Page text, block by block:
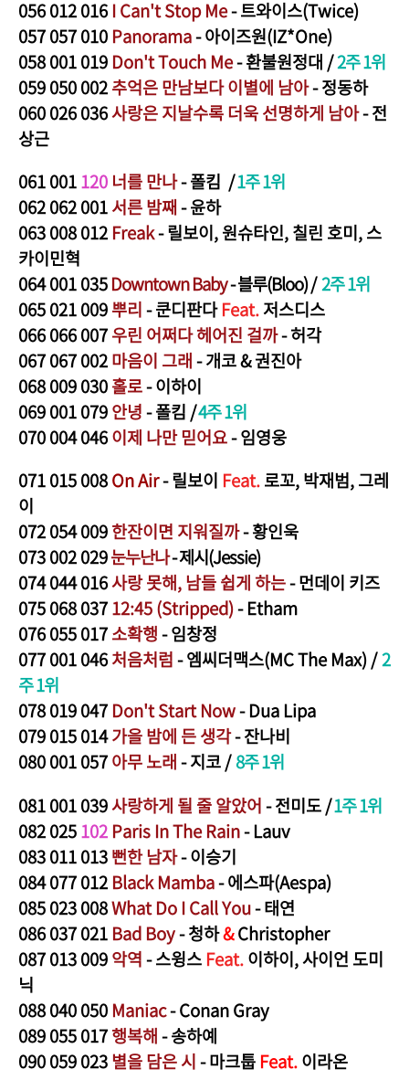
056012 016I Can't Stop Me- 트와이스(Twice)
057057 010Panorama- 아이즈원(IZ*One)
058001 019Don't Touch Me- 환불원정대 /2주 1위
059050 002추억은 만남보다 이별에 남아- 정동하
060026036사랑은 지날수록 더욱 선명하게 남아- 전
상근
061001120 너를 만나- 폴킴 /1주 1위
062 062 001서른 밤째- 윤하
063008 012Freak- 릴보이, 원슈타인, 칠린 호미, 스
카이민혁
064001 035Downtown Baby- 블루(Bloo) /2주 1위
065021 009뿌리- 쿤디판다Feat.저스디스
066066 007우린 어쩌다 헤어진 걸까- 허각
067067 002마음이 그래- 개코 & 권진아
068009 030홀로- 이하이
069001 079안녕- 폴킴 /4주 1위
070004046이제 나만 믿어요- 임영웅
071015 008On Air- 릴보이 Feat.로꼬, 박재범, 그레
이
072054 009한잔이면 지워질까- 황인욱
073002 029눈누난나- 제시(Jessie)
074044 016사랑 못해, 남들 쉽게 하는- 먼데이 키즈
075068 03712:45 (Stripped)- Etham
076055 017소확행- 임창정
077001 046처음처럼- 엠씨더맥스(MC The Max)/2
주 1위
078019 047Don't Start Now- Dua Lipa
079015 014가을 밤에 든 생각- 잔나비
080001 057아무 노래- 지코/ 8주 1위
081001 039사랑하게 될 줄 알았어- 전미도/1주 1위
082025102Paris In The Rain- Lauv
083011 013뻔한 남자- 이승기
084077 012Black Mamba- 에스파(Aespa)
085023 008What Do I Call You- 태연
086037 021Bad Boy- 청하&Christopher
087013 009악역- 스윙스Feat.이하이, 사이언 도미
닉
088040 050Maniac- Conan Gray
089055 017행복해- 송하예
090059 023별을 담은 시- 마크툽Feat.이라온